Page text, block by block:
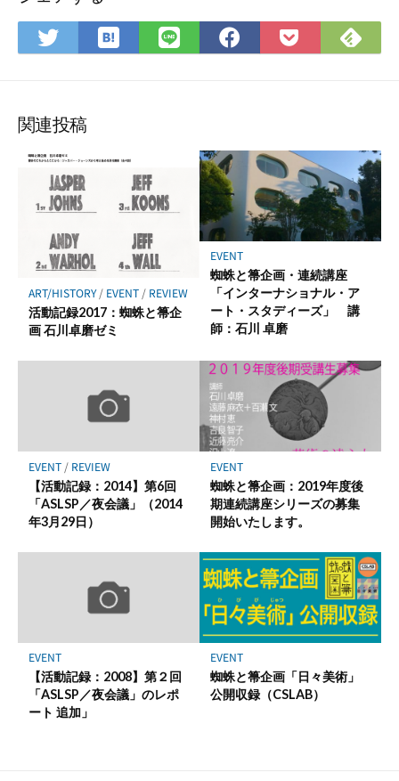
Twitter
で
ア
は
て
マ
ー
ク
に
保
存
LINE
で
Facebook
で
Pocket
に
で
関連投稿
ART/HISTORY/ EVENT/ REVIEW
活動記録2017：蜘蛛と箒企
画 石川卓磨ゼミ
EVENT
蜘蛛と箒企画・連続講座
「インターナショナル・ア
ート・スタディーズ」 講
師：石川 卓磨
EVENT/ REVIEW
【活動記録：2014】第6回
「ASLSP／夜会議」（2014
年3月29日）
EVENT
蜘蛛と箒企画：2019年度後
期連続講座シリーズの募集
開始いたします。
EVENT
【活動記録：2008】第２回
「ASLSP／夜会議」のレポ
ート 追加」
EVENT
蜘蛛と箒企画「日々美術」
公開収録（CSLAB）